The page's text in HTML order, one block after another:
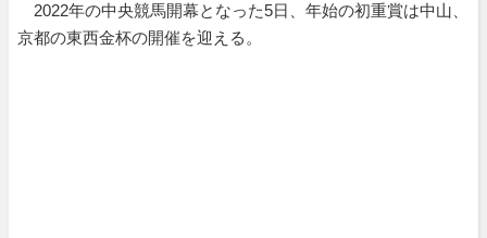
2022年の中央競馬開幕となった5日、年始の初重賞は中山、
京都の東西金杯の開催を迎える。